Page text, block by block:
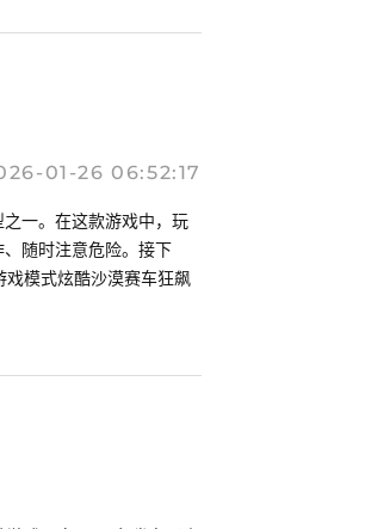
01-26 06:52:17
一。在这款游戏中，玩
随时注意危险。接下
戏模式炫酷沙漠赛车狂飙